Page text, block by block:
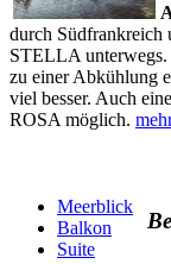
durch Südfrankreich
STELLA unterwegs.
zu einer Abkühlung
viel besser. Auch
ROSA möglich.
Meerblick
Balkon
Suite